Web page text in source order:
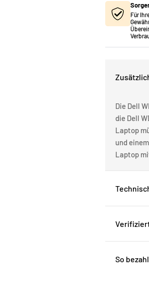
Für
Die Dell
die Dell
Laptop
und
Laptop
So